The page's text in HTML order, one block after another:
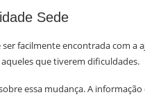
Sede
facilmente encontrada com a
que tiverem dificuldades.
essa mudança. A